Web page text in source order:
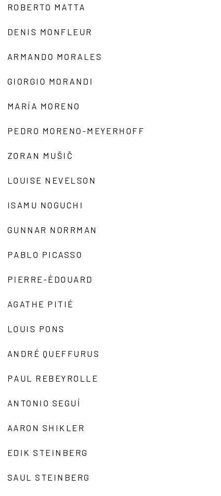
ROBERTO MATTA
DENIS MONFLEUR
ARMANDO MORALES
GIORGIO MORANDI
MARÍA MORENO
PEDRO MORENO-MEYERHOFF
ZORAN MUŠIČ
LOUISE NEVELSON
ISAMU NOGUCHI
GUNNAR NORRMAN
PABLO PICASSO
PIERRE-ÉDOUARD
AGATHE PITIÉ
LOUIS PONS
ANDRÉ QUEFFURUS
PAUL REBEYROLLE
ANTONIO SEGUÍ
AARON SHIKLER
EDIK STEINBERG
SAUL STEINBERG